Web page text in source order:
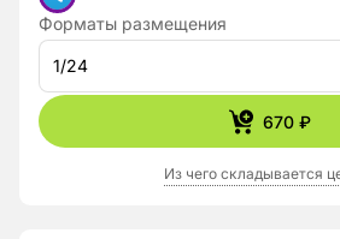
Форматы размещения
1/24
670 ₽
Из чего складывается